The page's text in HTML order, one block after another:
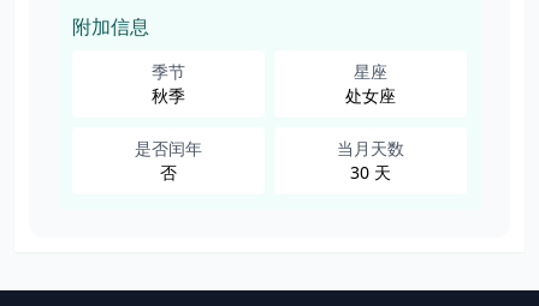
附加信息
季节
秋季
星座
处女座
是否闰年
否
当月天数
30 天